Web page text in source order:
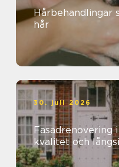
Hårbehandlingar så väljer du rätt för ditt
hår
30. juli 2026
Fasadrenovering
kvalitet och